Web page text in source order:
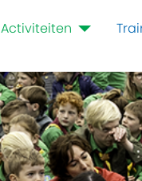
Activiteiten